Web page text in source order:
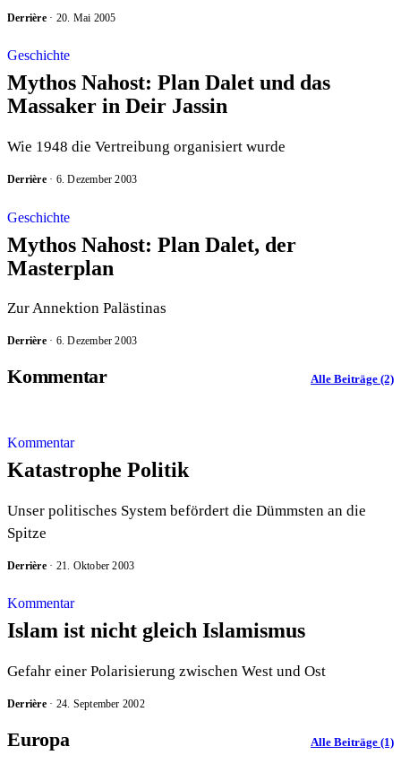
Derrière · 20. Mai 2005
Geschichte
Mythos Nahost: Plan Dalet und das
Massaker in Deir Jassin
Wie 1948 die Vertreibung organisiert wurde
Derrière · 6. Dezember 2003
Geschichte
Mythos Nahost: Plan Dalet, der
Masterplan
Zur Annektion Palästinas
Derrière · 6. Dezember 2003
Kommentar Alle Beiträge (2)
Kommentar
Katastrophe Politik
Unser politisches System befördert die Dümmsten an die
Spitze
Derrière · 21. Oktober 2003
Kommentar
Islam ist nicht gleich Islamismus
Gefahr einer Polarisierung zwischen West und Ost
Derrière · 24. September 2002
Europa Alle Beiträge (1)